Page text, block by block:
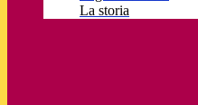
La storia